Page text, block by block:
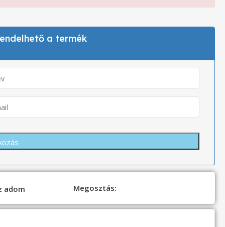
a termék
adom Megosztás: